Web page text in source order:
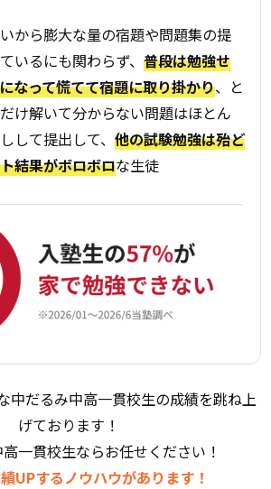
から膨大な量の宿題や問題集の提
いるにも関わらず、普段は勉強せ
なって慌てて宿題に取り掛かり、と
け解いて分からない問題はほとん
して提出して、他の試験勉強は殆ど
結果がボロボロな生徒
中だるみ中高一貫校生の成績を跳ね上
げております！
一貫校生ならお任せください！
UPするノウハウがあります！